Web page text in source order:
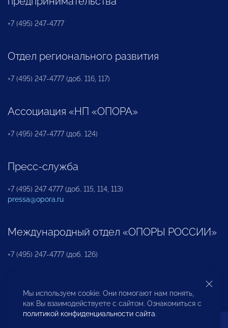
+7 (495) 247-4777
Отдел регионального развития
+7 (495) 247-4777 (доб. 116, 117)
Ассоциация «НП «ОПОРА»
+7 (495) 247-4777 (доб. 124)
Пресс-служба
+7 (495) 247 4777 (доб. 115, 114, 113)
pressa@opora.ru
Международный отдел «ОПОРЫ РОССИИ»
+7 (495) 247-4777 (доб. 126)
Бюро по защите прав предпринимателей и
инвесторов
Мы используем cookie. Они помогают нам понять,
как Вы взаимодействуете с сайтом. Ознакомиться с
политикой конфиденциальности сайта.